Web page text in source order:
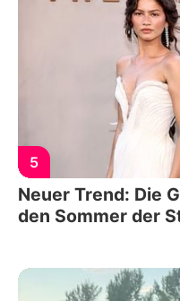
5
Neuer Trend: Die
den Sommer der